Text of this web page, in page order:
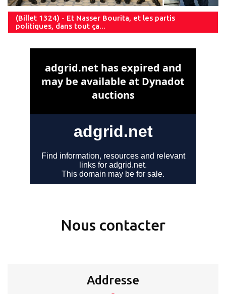
(Billet 1324) - Et Nasser Bourita, et les partis
politiques, dans tout ça...
Nous contacter
Addresse